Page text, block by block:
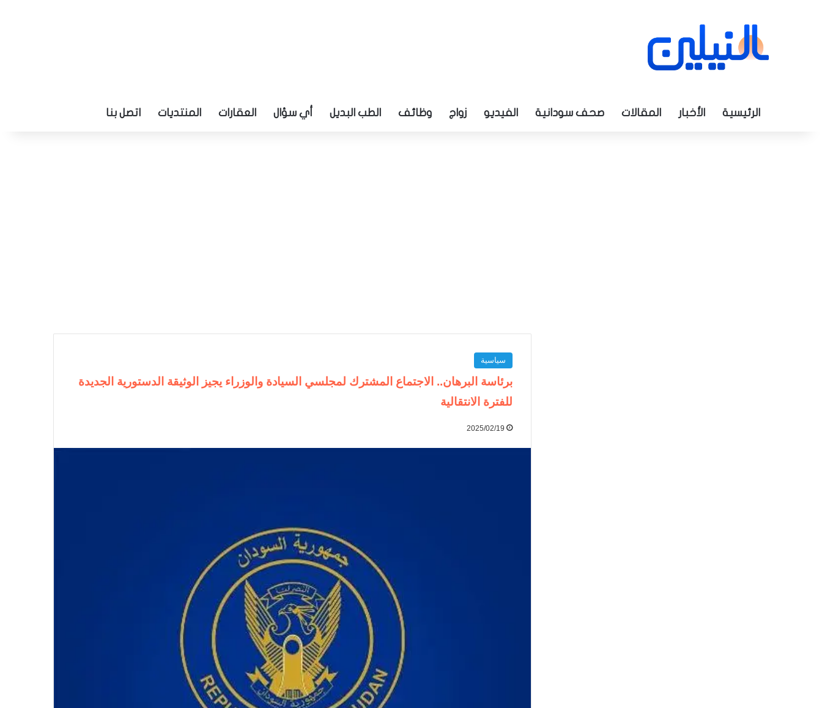
الرئيسية الأخبار المقالات صحف سودانية الفيديو زواج وظائف الطب البديل أي سؤال العقارات المنتديات اتصل بنا
سياسية
برئاسة البرهان.. الاجتماع المشترك لمجلسي السيادة والوزراء يجيز الوثيقة الدستورية الجديدة
للفترة الانتقالية
2025/02/19